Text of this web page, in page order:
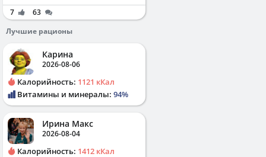
7
63
Лучшие рационы
Карина
2026-08-06
Калорийность: 1121 кКал
Витамины и минералы: 94%
Ирина Макс
2026-08-04
Калорийность: 1412 кКал